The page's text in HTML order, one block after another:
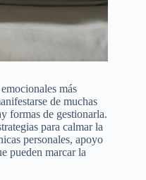
más
de muchas
formas de gestionarla.
para calmar la
personales, apoyo
pueden marcar la